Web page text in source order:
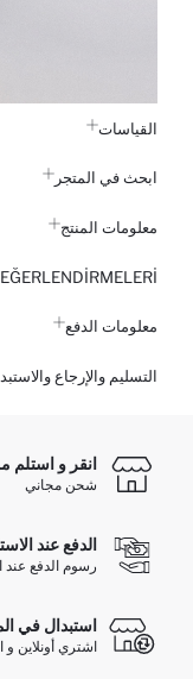
القياسات
ابحث في المتجر
معلومات المنتج
معلومات الدفع
التسليم والإرجاع
انقر و استلم
شحن مجاني
الدفع عند
رسوم الدفع عند
استبدال في
اشتري أونلاين